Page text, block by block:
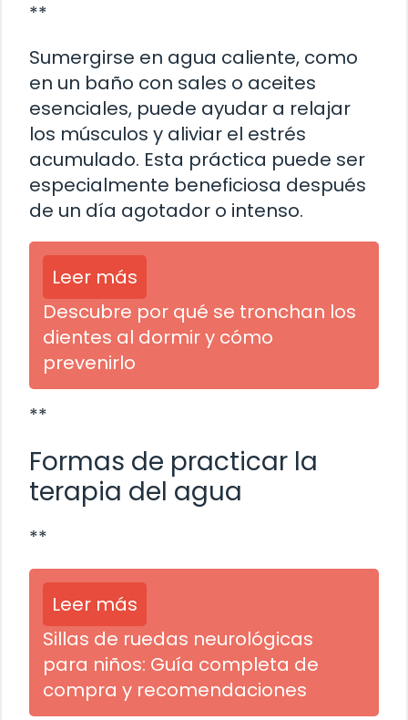
**
Sumergirse en agua caliente, como
en un baño con sales o aceites
esenciales, puede ayudar a relajar
los músculos y aliviar el estrés
acumulado. Esta práctica puede ser
especialmente beneficiosa después
de un día agotador o intenso.
Leer más
Descubre por qué se tronchan los
dientes al dormir y cómo
prevenirlo
**
Formas de practicar la
terapia del agua
**
Leer más
Sillas de ruedas neurológicas
para niños: Guía completa de
compra y recomendaciones